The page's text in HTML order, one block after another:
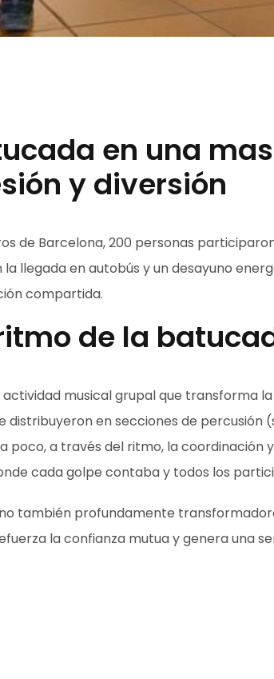
en una
y diversión
de Barcelona, 200 personas
llegada en autobús y un desayuno
compartida.
de la
musical grupal que transforma
en secciones de percusión
a través del ritmo, la coordinación
cada golpe contaba y todos los
también profundamente
la confianza mutua y genera una